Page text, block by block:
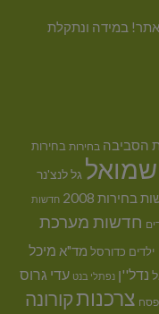
במידה ונתקלת
הסביבה בחירות בחירות
גל לנצ'נר
בחירות 2008 חדשות
חדשות מערכת
ילדים כדורסל מד"א מיכל
נדל''ן נפתלי בנט עדי גרוס
פסח צרכנותקורונה